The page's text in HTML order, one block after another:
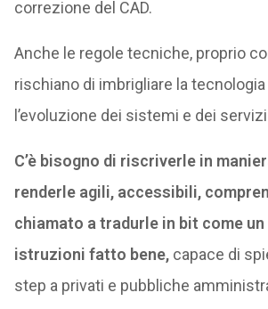
correzione del CAD.
Anche le regole tecniche, proprio
rischiano di imbrigliare la
l’evoluzione dei sistemi e dei
C’è bisogno di riscriverle in
renderle agili, accessibili,
chiamato a tradurle in bit come un
istruzioni fatto bene, capace di
step a privati e pubbliche